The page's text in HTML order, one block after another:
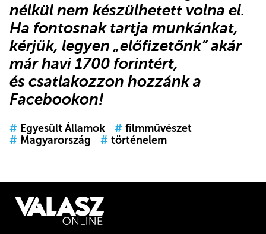
nélkül nem készülhetett volna el.
Ha fontosnak tartja munkánkat,
kérjük, legyen „előfizetőnk”akár
már havi 1700 forintért,
és csatlakozzon hozzánk a
Facebookon!
# Egyesült Államok # filmművészet
# Magyarország # történelem